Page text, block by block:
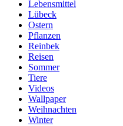
Lebensmittel
Lübeck
Ostern
Pflanzen
Reinbek
Reisen
Sommer
Tiere
Videos
Wallpaper
Weihnachten
Winter